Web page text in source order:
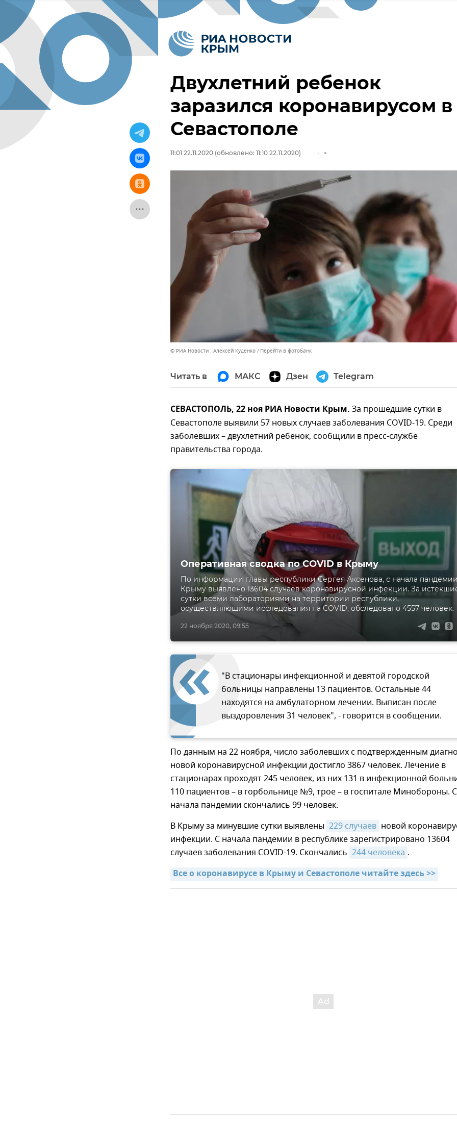
Двухлетний ребенок
заразился коронавирусом в
Севастополе
11:01 22.11.2020 (обновлено: 11:10 22.11.2020)
© РИА Новости . Алексей Куденко Перейти в фотобанк
Читать в МАКС Дзен Telegram
СЕВАСТОПОЛЬ, 22 ноя РИА Новости Крым. За прошедшие сутки в
Севастополе выявили 57 новых случаев заболевания COVID-19. Среди
заболевших – двухлетний ребенок, сообщили в пресс-службе
правительства города.
22 ноября 2020, 09:55
Оперативная сводка по COVID в Крыму
По информации главы республики Сергея Аксенова, с начала
Крыму выявлено 13604 случаев коронавирусной инфекции. За
сутки всеми лабораториями на территории республики,
осуществляющими исследования на COVID, обследовано 4557 человек.
"В стационары инфекционной и девятой городской
больницы направлены 13 пациентов. Остальные 44
находятся на амбулаторном лечении. Выписан после
выздоровления 31 человек", - говорится в сообщении.
По данным на 22 ноября, число заболевших с подтвержденным
новой коронавирусной инфекции достигло 3867 человек. Лечение в
стационарах проходят 245 человек, из них 131 в инфекционной
110 пациентов – в горбольнице №9, трое – в госпитале Минобороны. С
начала пандемии скончались 99 человек.
В Крыму за минувшие сутки выявлены 229 случаев новой
инфекции. С начала пандемии в республике зарегистрировано 13604
случаев заболевания COVID-19. Скончались 244 человека .
Все о коронавирусе в Крыму и Севастополе читайте здесь >>